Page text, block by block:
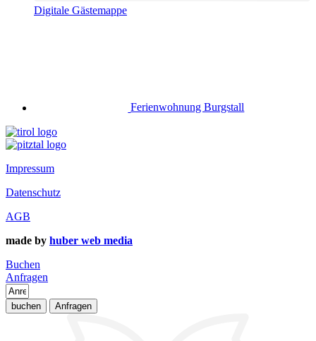
Digitale Gästemappe
Ferienwohnung Burgstall
Impressum
Datenschutz
AGB
made by huber web media
Buchen
Anfragen
buchen Anfragen